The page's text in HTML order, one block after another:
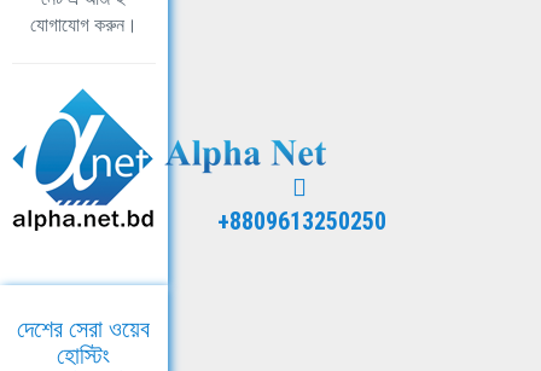
যোগাযোগ করুন।
+8809613250250
দেশের সেরা ওয়েব
হোস্টিং